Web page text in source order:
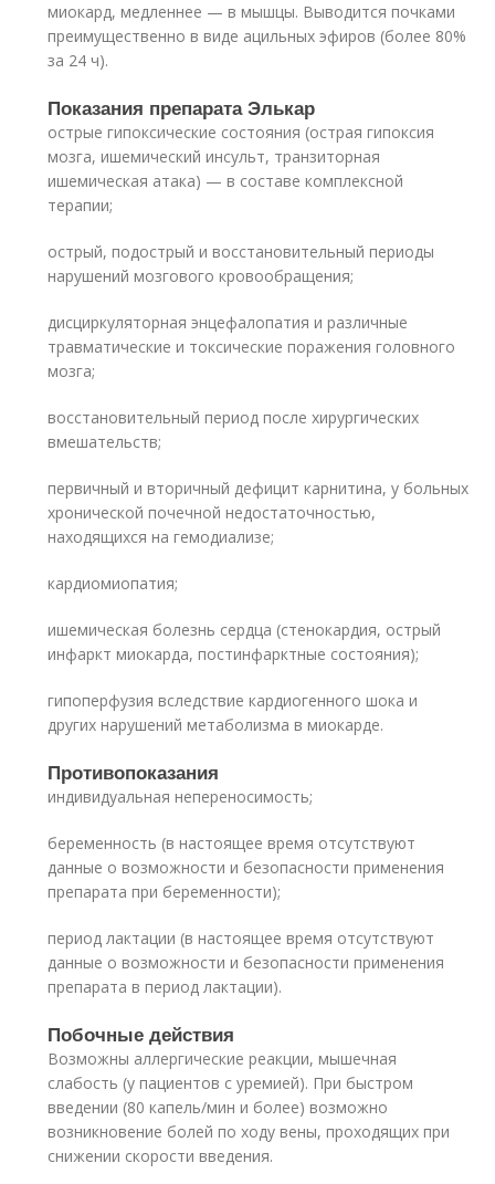
миокард, медленнее — в мышцы. Выводится почками
преимущественно в виде ацильных эфиров (более 80%
за 24 ч).
Показания препарата Элькар
острые гипоксические состояния (острая гипоксия
мозга, ишемический инсульт, транзиторная
ишемическая атака) — в составе комплексной
терапии;
острый, подострый и восстановительный периоды
нарушений мозгового кровообращения;
дисциркуляторная энцефалопатия и различные
травматические и токсические поражения головного
мозга;
восстановительный период после хирургических
вмешательств;
первичный и вторичный дефицит карнитина, у больных
хронической почечной недостаточностью,
находящихся на гемодиализе;
кардиомиопатия;
ишемическая болезнь сердца (стенокардия, острый
инфаркт миокарда, постинфарктные состояния);
гипоперфузия вследствие кардиогенного шока и
других нарушений метаболизма в миокарде.
Противопоказания
индивидуальная непереносимость;
беременность (в настоящее время отсутствуют
данные о возможности и безопасности применения
препарата при беременности);
период лактации (в настоящее время отсутствуют
данные о возможности и безопасности применения
препарата в период лактации).
Побочные действия
Возможны аллергические реакции, мышечная
слабость (у пациентов с уремией). При быстром
введении (80 капель/мин и более) возможно
возникновение болей по ходу вены, проходящих при
снижении скорости введения.